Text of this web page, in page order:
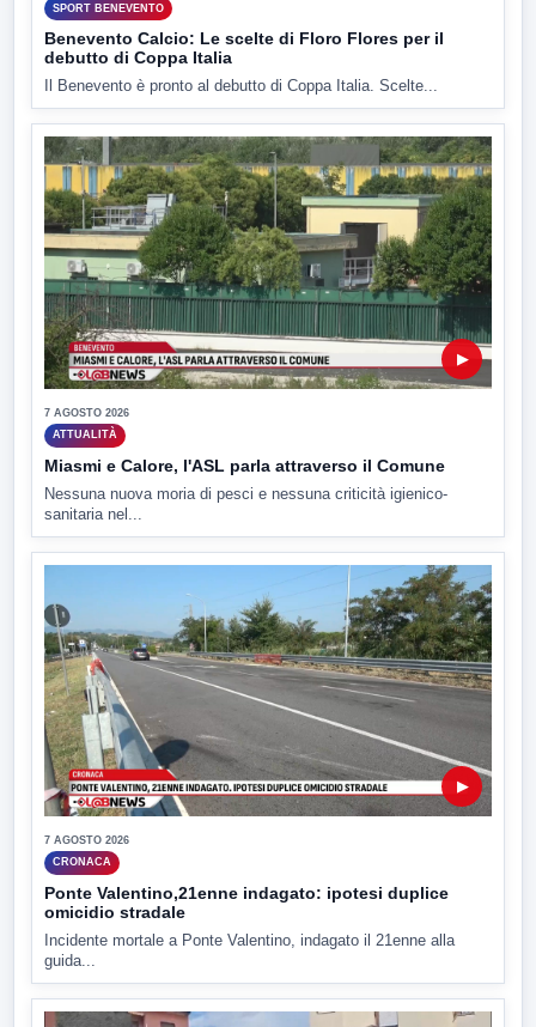
SPORT BENEVENTO
Benevento Calcio: Le scelte di Floro Flores per il
debutto di Coppa Italia
Il Benevento è pronto al debutto di Coppa Italia. Scelte...
▶
7 AGOSTO 2026
ATTUALITÀ
Miasmi e Calore, l'ASL parla attraverso il Comune
Nessuna nuova moria di pesci e nessuna criticità igienico-
sanitaria nel...
▶
7 AGOSTO 2026
CRONACA
Ponte Valentino,21enne indagato: ipotesi duplice
omicidio stradale
Incidente mortale a Ponte Valentino, indagato il 21enne alla
guida...